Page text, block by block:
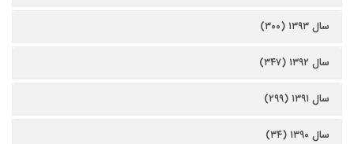
سال ۱۳۹۳ (۳۰۰)
سال ۱۳۹۲ (۳۴۷)
سال ۱۳۹۱ (۲۹۹)
سال ۱۳۹۰ (۳۴)